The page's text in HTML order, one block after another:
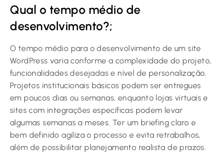
Qual o tempo médio de
desenvolvimento?;
O tempo médio para o desenvolvimento de um site
WordPress varia conforme a complexidade do projeto,
funcionalidades desejadas e nível de personalização.
Projetos institucionais básicos podem ser entregues
em poucos dias ou semanas, enquanto lojas virtuais e
sites com integrações específicas podem levar
algumas semanas a meses. Ter um briefing claro e
bem definido agiliza o processo e evita retrabalhos,
além de possibilitar planejamento realista de prazos.